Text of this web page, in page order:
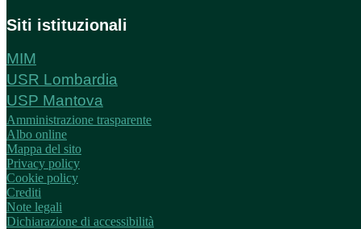
Siti istituzionali
MIM
USR Lombardia
USP Mantova
Amministrazione trasparente
Albo online
Mappa del sito
Privacy policy
Cookie policy
Crediti
Note legali
Dichiarazione di accessibilità